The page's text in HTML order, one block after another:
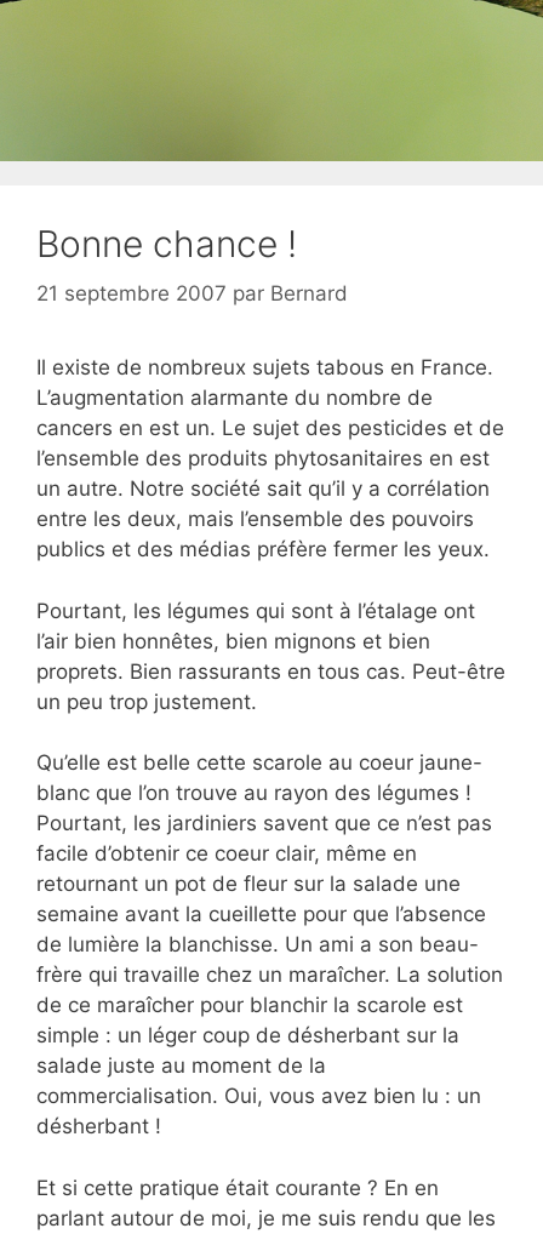
Bonne chance !
21 septembre 2007 par Bernard
Il existe de nombreux sujets tabous en France.
L’augmentation alarmante du nombre de
cancers en est un. Le sujet des pesticides et de
l’ensemble des produits phytosanitaires en est
un autre. Notre société sait qu’il y a corrélation
entre les deux, mais l’ensemble des pouvoirs
publics et des médias préfère fermer les yeux.
Pourtant, les légumes qui sont à l’étalage ont
l’air bien honnêtes, bien mignons et bien
proprets. Bien rassurants en tous cas. Peut-être
un peu trop justement.
Qu’elle est belle cette scarole au coeur jaune-
blanc que l’on trouve au rayon des légumes !
Pourtant, les jardiniers savent que ce n’est pas
facile d’obtenir ce coeur clair, même en
retournant un pot de fleur sur la salade une
semaine avant la cueillette pour que l’absence
de lumière la blanchisse. Un ami a son beau-
frère qui travaille chez un maraîcher. La solution
de ce maraîcher pour blanchir la scarole est
simple : un léger coup de désherbant sur la
salade juste au moment de la
commercialisation. Oui, vous avez bien lu : un
désherbant !
Et si cette pratique était courante ? En en
parlant autour de moi, je me suis rendu que les